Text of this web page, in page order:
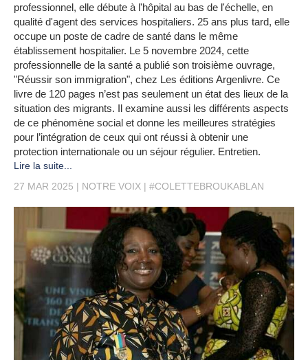
professionnel, elle débute à l'hôpital au bas de l'échelle, en
qualité d'agent des services hospitaliers. 25 ans plus tard, elle
occupe un poste de cadre de santé dans le même
établissement hospitalier. Le 5 novembre 2024, cette
professionnelle de la santé a publié son troisième ouvrage,
"Réussir son immigration", chez Les éditions Argenlivre. Ce
livre de 120 pages n’est pas seulement un état des lieux de la
situation des migrants. Il examine aussi les différents aspects
de ce phénomène social et donne les meilleures stratégies
pour l’intégration de ceux qui ont réussi à obtenir une
protection internationale ou un séjour régulier. Entretien.
Lire la suite...
27 MAR 2025
NOTRE VOIX #COLETTEBROUKABLAN